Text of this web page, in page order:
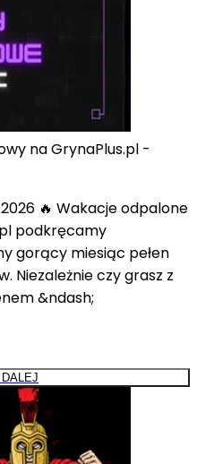
na GrynaPlus.pl -
2026 🔥 Wakacje odpalone
podkręcamy
gorący miesiąc pełen
Niezależnie czy grasz z
&ndash;